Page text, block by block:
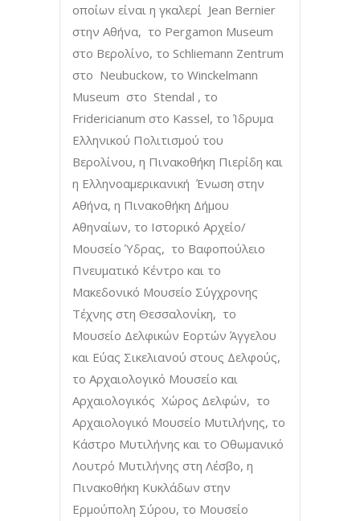
οποίων είναι η γκαλερί Jean Bernier
στην Αθήνα, το Pergamon Museum
στο Βερολίνο, το Schliemann Zentrum
στο Neubuckow, το Winckelmann
Museum στο Stendal , το
Fridericianum στο Kassel, το Ίδρυμα
Ελληνικού Πολιτισμού του
Βερολίνου, η Πινακοθήκη Πιερίδη και
η Ελληνοαμερικανική Ένωση στην
Αθήνα, η Πινακοθήκη Δήμου
Αθηναίων, το Ιστορικό Αρχείο/
Μουσείο Ύδρας, το Βαφοπούλειο
Πνευματικό Κέντρο και το
Μακεδονικό Μουσείο Σύγχρονης
Τέχνης στη Θεσσαλονίκη, το
Μουσείο Δελφικών Εορτών Άγγελου
και Εύας Σικελιανού στους Δελφούς,
το Αρχαιολογικό Μουσείο και
Αρχαιολογικός Χώρος Δελφών, το
Αρχαιολογικό Μουσείο Μυτιλήνης, το
Κάστρο Μυτιλήνης και το Οθωμανικό
Λουτρό Μυτιλήνης στη Λέσβο, η
Πινακοθήκη Κυκλάδων στην
Ερμούπολη Σύρου, το Μουσείο